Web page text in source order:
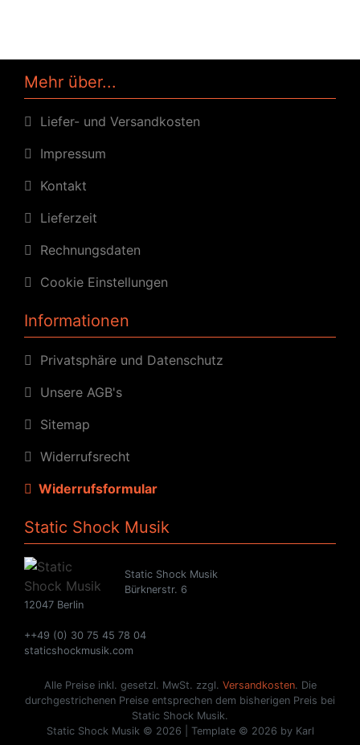
Mehr über...
Liefer- und Versandkosten
Impressum
Kontakt
Lieferzeit
Rechnungsdaten
Cookie Einstellungen
Informationen
Privatsphäre und Datenschutz
Unsere AGB's
Sitemap
Widerrufsrecht
Widerrufsformular
Static Shock Musik
Static Shock Musik
Bürknerstr. 6
12047 Berlin
++49 (0) 30 75 45 78 04
staticshockmusik.com
Alle Preise inkl. gesetzl. MwSt. zzgl. Versandkosten. Die
durchgestrichenen Preise entsprechen dem bisherigen Preis bei
Static Shock Musik.
Static Shock Musik © 2026 | Template © 2026 by Karl